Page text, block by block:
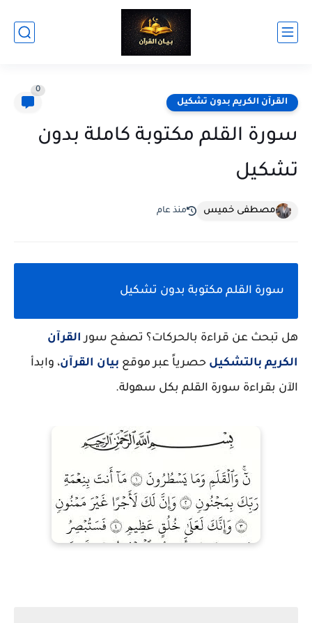
القرآن الكريم بدون تشكيل
0
سورة القلم مكتوبة كاملة بدون
تشكيل
مصطفى خميس منذ عام
سورة القلم مكتوبة بدون تشكيل
هل تبحث عن قراءة بالحركات؟ تصفح سور القرآن
الكريم بالتشكيل حصرياً عبر موقع بيان القرآن، وابدأ
الآن بقراءة سورة القلم بكل سهولة.